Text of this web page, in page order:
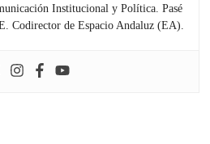
Institucional y Política. Pasé
Codirector de Espacio Andaluz (EA).